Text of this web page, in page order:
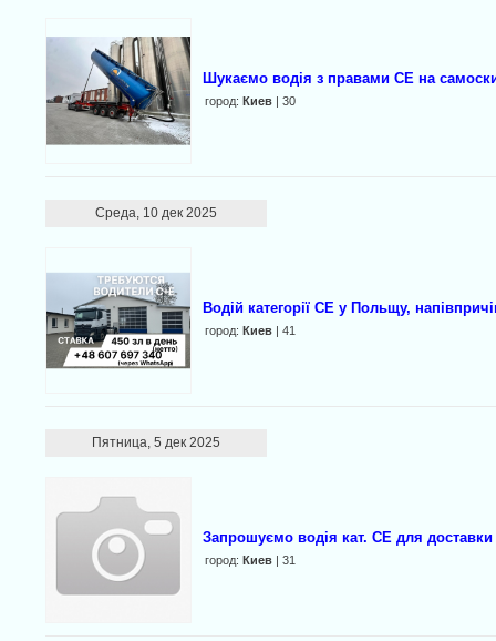
Шукаємо водія з правами CE на
город: Киев| 30
Среда, 10 дек 2025
Водій категорії CE у Польщу,
город: Киев| 41
Пятница, 5 дек 2025
Запрошуємо водія кат. СЕ для
город: Киев| 31